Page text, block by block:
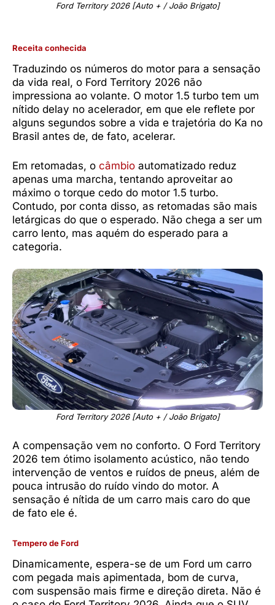
Ford Territory 2026 [Auto + / João Brigato]
Receita conhecida
Traduzindo os números do motor para a sensação
da vida real, o Ford Territory 2026 não
impressiona ao volante. O motor 1.5 turbo tem um
nítido delay no acelerador, em que ele reflete por
alguns segundos sobre a vida e trajetória do Ka no
Brasil antes de, de fato, acelerar.
Em retomadas, o câmbio automatizado reduz
apenas uma marcha, tentando aproveitar ao
máximo o torque cedo do motor 1.5 turbo.
Contudo, por conta disso, as retomadas são mais
letárgicas do que o esperado. Não chega a ser um
carro lento, mas aquém do esperado para a
categoria.
Ford Territory 2026 [Auto + / João Brigato]
A compensação vem no conforto. O Ford Territory
2026 tem ótimo isolamento acústico, não tendo
intervenção de ventos e ruídos de pneus, além de
pouca intrusão do ruído vindo do motor. A
sensação é nítida de um carro mais caro do que
de fato ele é.
Tempero de Ford
Dinamicamente, espera-se de um Ford um carro
com pegada mais apimentada, bom de curva,
com suspensão mais firme e direção direta. Não é